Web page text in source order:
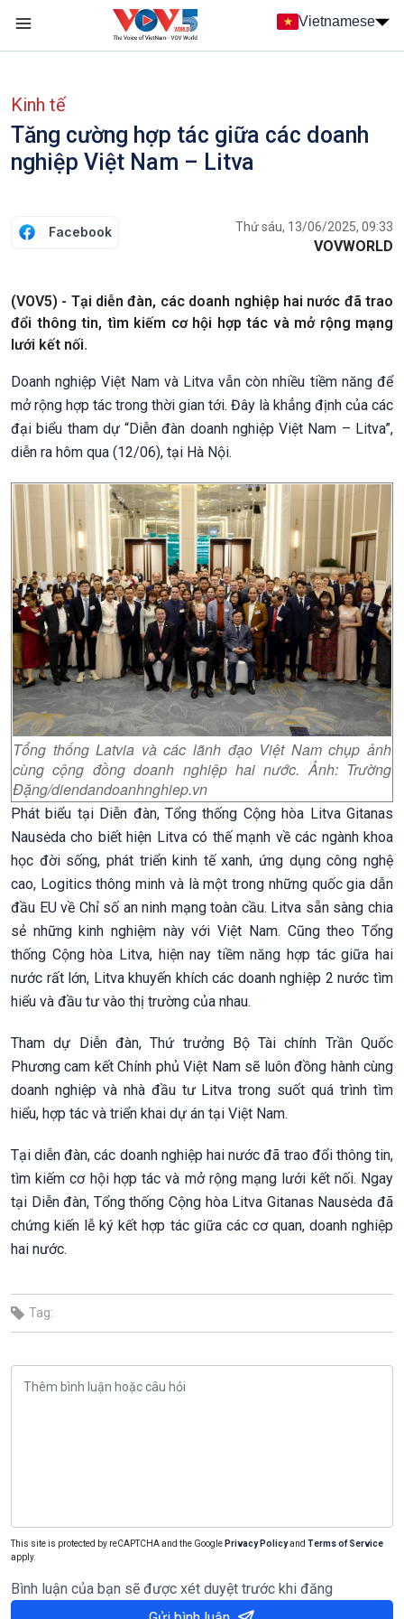
Nhảy đến nội dung
Vietnamese
Kinh tế
Tăng cường hợp tác giữa các doanh
nghiệp Việt Nam – Litva
Facebook Thứ sáu, 13/06/2025, 09:33
VOVWORLD
(VOV5) - Tại diễn đàn, các doanh nghiệp hai nước đã trao
đổi thông tin, tìm kiếm cơ hội hợp tác và mở rộng mạng
lưới kết nối.
Doanh nghiệp Việt Nam và Litva vẫn còn nhiều tiềm năng để
mở rộng hợp tác trong thời gian tới. Đây là khẳng định của các
đại biểu tham dự “Diễn đàn doanh nghiệp Việt Nam – Litva”,
diễn ra hôm qua (12/06), tại Hà Nội.
Tổng thống Latvia và các lãnh đạo Việt Nam chụp ảnh
cùng cộng đồng doanh nghiệp hai nước. Ảnh: Trường
Đặng/diendandoanhnghiep.vn
Phát biểu tại Diễn đàn, Tổng thống Cộng hòa Litva Gitanas
Nausėda cho biết hiện Litva có thế mạnh về các ngành khoa
học đời sống, phát triển kinh tế xanh, ứng dụng công nghệ
cao, Logitics thông minh và là một trong những quốc gia dẫn
đầu EU về Chỉ số an ninh mạng toàn cầu. Litva sẵn sàng chia
sẻ những kinh nghiệm này với Việt Nam. Cũng theo Tổng
thống Cộng hòa Litva, hiện nay tiềm năng hợp tác giữa hai
nước rất lớn, Litva khuyến khích các doanh nghiệp 2 nước tìm
hiểu và đầu tư vào thị trường của nhau.
Tham dự Diễn đàn, Thứ trưởng Bộ Tài chính Trần Quốc
Phương cam kết Chính phủ Việt Nam sẽ luôn đồng hành cùng
doanh nghiệp và nhà đầu tư Litva trong suốt quá trình tìm
hiểu, hợp tác và triển khai dự án tại Việt Nam.
Tại diễn đàn, các doanh nghiệp hai nước đã trao đổi thông tin,
tìm kiếm cơ hội hợp tác và mở rộng mạng lưới kết nối. Ngay
tại Diễn đàn, Tổng thống Cộng hòa Litva Gitanas Nausėda đã
chứng kiến lễ ký kết hợp tác giữa các cơ quan, doanh nghiệp
hai nước.
Tag:
This site is protected by reCAPTCHA and the Google Privacy Policyand Terms of Service
apply.
Bình luận của bạn sẽ được xét duyệt trước khi đăng